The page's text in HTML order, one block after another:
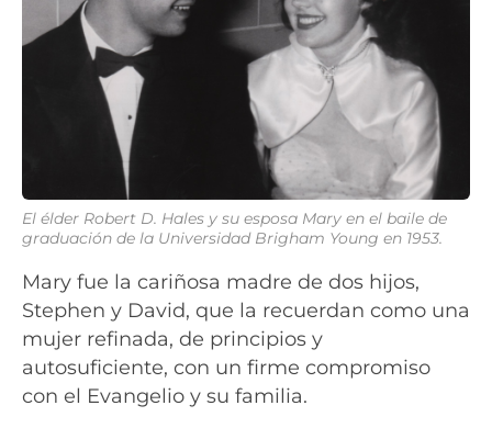
El élder Robert D. Hales y su esposa Mary en el baile de
graduación de la Universidad Brigham Young en 1953.
Mary fue la cariñosa madre de dos hijos,
Stephen y David, que la recuerdan como una
mujer refinada, de principios y
autosuficiente, con un firme compromiso
con el Evangelio y su familia.